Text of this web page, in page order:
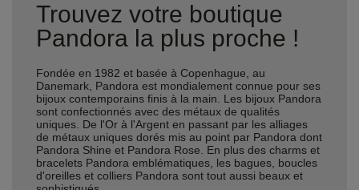
Trouvez votre boutique
Pandora la plus proche !
Fondée en 1982 et basée à Copenhague, au
Danemark, Pandora est mondialement connue pour ses
bijoux contemporains finis à la main. Les bijoux Pandora
sont confectionnés avec des métaux de qualités
uniques. De l'Or à l'Argent en passant par les alliages
de métaux uniques dorés mis au point par Pandora dont
Pandora Shine et Pandora Rose. En plus des charms et
bracelets Pandora emblématiques, les bagues, boucles
d'oreilles et colliers Pandora sont tout aussi beaux et